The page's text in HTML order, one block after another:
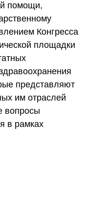
помощи,
Конгресса
площадки
представляют
им отраслей
вопросы
в рамках